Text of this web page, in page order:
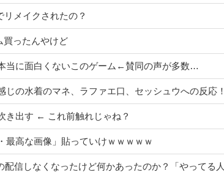
リメイクされたの？
買ったんやけど
当に面白くないこのゲーム←賛同の声が多数…
の水着のマネ、ラファエ口、セッシュウへの反応！！！
き出す ← これ前触れじゃね？
最高な画像」貼っていけｗｗｗｗｗ
か？「やってる人いるよ、タイミング的にRUST・あらなみ・パワプロがメインだったし」